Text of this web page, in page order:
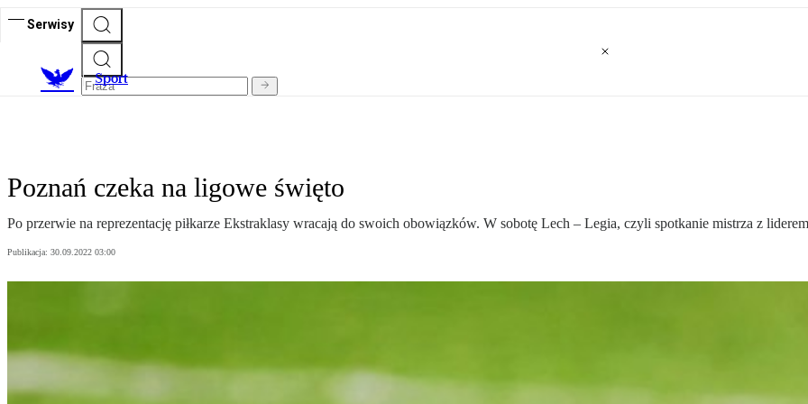
Serwisy
Sport
Poznań czeka na ligowe święto
Po przerwie na reprezentację piłkarze Ekstraklasy wracają do swoich obowiązków. W sobotę Lech – Legia, czyli spotkanie mistrza z
Publikacja: 30.09.2022 03:00